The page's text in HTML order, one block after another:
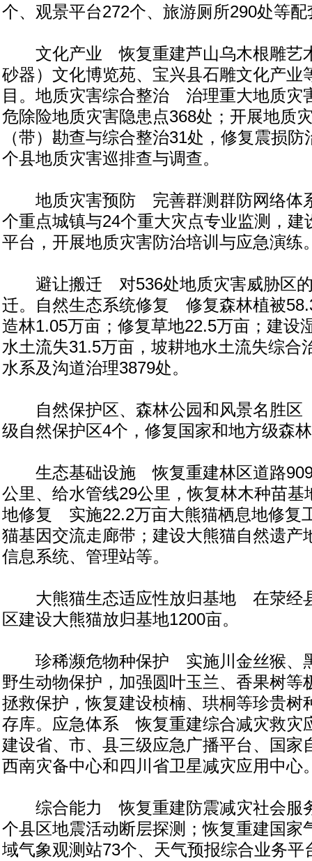
个、观景平台272个、旅游厕所290处等配
文化产业 恢复重建芦山乌木根雕艺
砂器）文化博览苑、宝兴县石雕文化产业
目。地质灾害综合整治 治理重大地质灾
危除险地质灾害隐患点368处；开展地质
（带）勘查与综合整治31处，修复震损
个县地质灾害巡排查与调查。
地质灾害预防 完善群测群防网络体
个重点城镇与24个重大灾点专业监测，建
平台，开展地质灾害防治培训与应急演练
避让搬迁 对536处地质灾害威胁区的
迁。自然生态系统修复 修复森林植被
造林1.05万亩；修复草地22.5万亩；建设
水土流失31.5万亩，坡耕地水土流失综合
水系及沟道治理3879处。
自然保护区、森林公园和风景名胜区
级自然保护区4个，修复国家和地方级森
生态基础设施 恢复重建林区道路909
公里、给水管线29公里，恢复林木种苗基
地修复 实施22.2万亩大熊猫栖息地修复
猫基因交流走廊带；建设大熊猫自然遗产
信息系统、管理站等。
大熊猫生态适应性放归基地 在荥经
区建设大熊猫放归基地1200亩。
珍稀濒危物种保护 实施川金丝猴、
野生动物保护，加强圆叶玉兰、香果树等
拯救保护，恢复建设桢楠、珙桐等珍贵树
存库。应急体系 恢复重建综合减灾救灾
建设省、市、县三级应急广播平台、国家
西南灾备中心和四川省卫星减灾应用中心
综合能力 恢复重建防震减灾社会服
个县区地震活动断层探测；恢复重建国家
域气象观测站73个、天气预报综合业务平